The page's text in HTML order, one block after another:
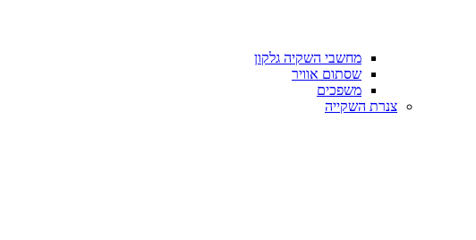
מחשבי השקיה גלקון
שסתום אוויר
משפכים
צנרת השקייה